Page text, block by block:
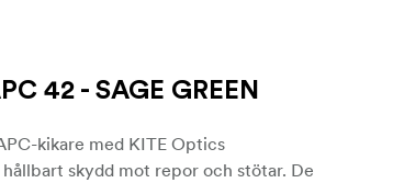
42 - SAGE GREEN
kikare med KITE Optics
skydd mot repor och stötar. De